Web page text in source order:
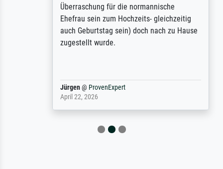
Überraschung für die normannische
Ehefrau sein zum Hochzeits- gleichzeitig
auch Geburtstag sein) doch nach zu Hause
zugestellt wurde.
Jürgen@ProvenExpert
April 22, 2026